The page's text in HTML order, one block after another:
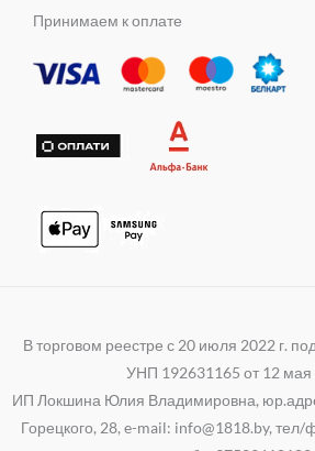
n
i
k
e
t
a
p
e
m
Принимаем к оплате
В торговом реестре с 20 июля 2022 г.
УНП 192631165 от 12 мая
ИП Локшина Юлия Владимировна,
Горецкого, 28, e-mail: info@1818.by, тел/